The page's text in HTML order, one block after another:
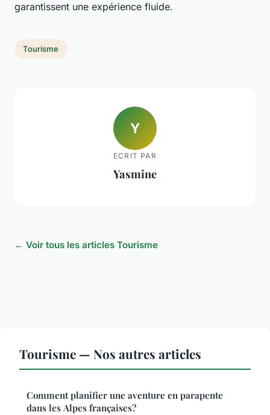
garantissent une expérience fluide.
Tourisme
Y
ECRIT PAR
Yasmine
← Voir tous les articles Tourisme
Tourisme — Nos autres articles
Comment planifier une aventure en parapente
dans les Alpes françaises?